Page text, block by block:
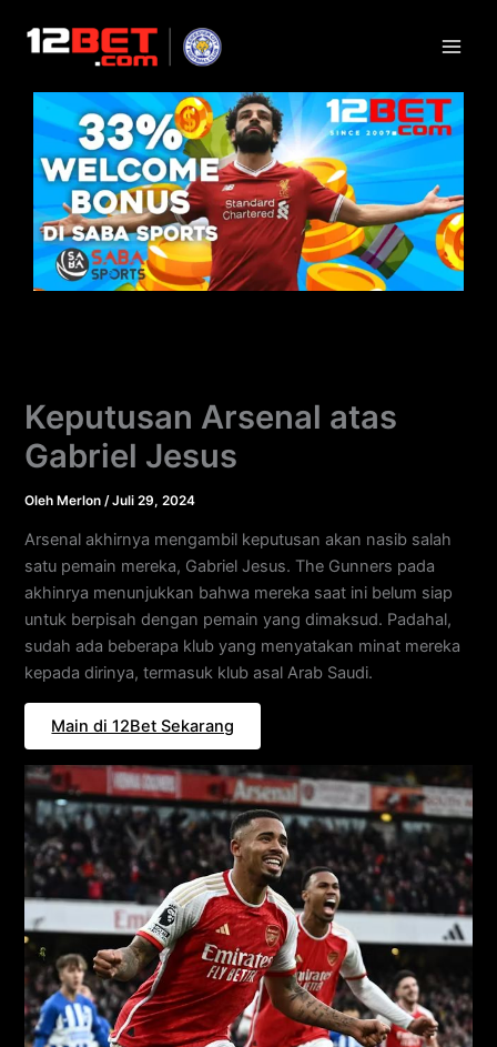
Keputusan Arsenal atas
Gabriel Jesus
OlehMerlon /Juli 29, 2024
Arsenal akhirnya mengambil keputusan akan nasib salah
satu pemain mereka, Gabriel Jesus. The Gunners pada
akhinrya menunjukkan bahwa mereka saat ini belum siap
untuk berpisah dengan pemain yang dimaksud. Padahal,
sudah ada beberapa klub yang menyatakan minat mereka
kepada dirinya, termasuk klub asal Arab Saudi.
Main di 12Bet Sekarang